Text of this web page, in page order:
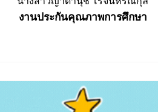
งานประกันคุณภาพการศึกษา